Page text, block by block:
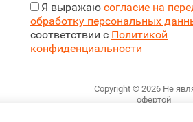
Я выражаю согласие на
обработку персональных
соответствии с Политикой
конфиденциальности
Copyright © 2026 Не
офертой